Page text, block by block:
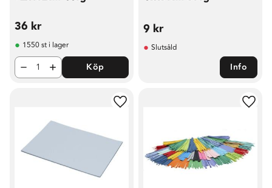
36 kr
1550 st i lager
Köp
9 kr
Slutsåld
Info
Lägg till i favoriter